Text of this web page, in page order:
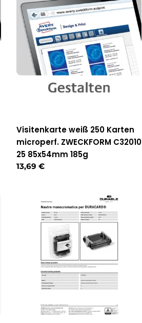
Visitenkarte weiß 250 Karten
microperf. ZWECKFORM C32010
25 85x54mm 185g
Regulärer
13,69 €